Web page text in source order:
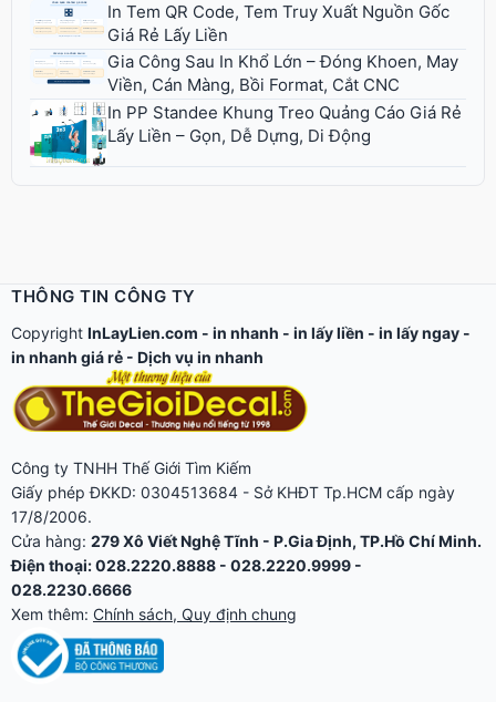
In Tem QR Code, Tem Truy Xuất Nguồn Gốc
Giá Rẻ Lấy Liền
Gia Công Sau In Khổ Lớn – Đóng Khoen, May
Viền, Cán Màng, Bồi Format, Cắt CNC
In PP Standee Khung Treo Quảng Cáo Giá Rẻ
Lấy Liền – Gọn, Dễ Dựng, Di Động
THÔNG TIN CÔNG TY
Copyright InLayLien.com - in nhanh - in lấy liền - in lấy ngay -
in nhanh giá rẻ - Dịch vụ in nhanh
Công ty TNHH Thế Giới Tìm Kiếm
Giấy phép ĐKKD: 0304513684 - Sở KHĐT Tp.HCM cấp ngày
17/8/2006.
Cửa hàng: 279 Xô Viết Nghệ Tĩnh - P.Gia Định, TP.Hồ Chí Minh.
Điện thoại: 028.2220.8888 - 028.2220.9999 -
028.2230.6666
Xem thêm: Chính sách, Quy định chung